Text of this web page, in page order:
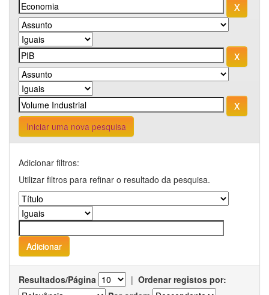
Iniciar uma nova pesquisa
Adicionar filtros:
Utilizar filtros para refinar o resultado da pesquisa.
Resultados/Página | Ordenar registos por: